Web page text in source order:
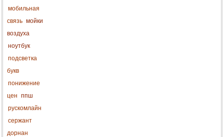
мобильная
связь мойки
воздуха
ноутбук
подсветка
букв
понижение
цен ппш
рускомлайн
сержант
дорнан